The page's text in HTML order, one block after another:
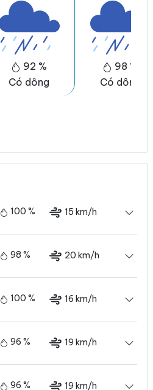
92 %
Có dông
98 %
Có dông
100 % 15 km/h
98 % 20 km/h
100 % 16 km/h
96 % 19 km/h
96 % 19 km/h